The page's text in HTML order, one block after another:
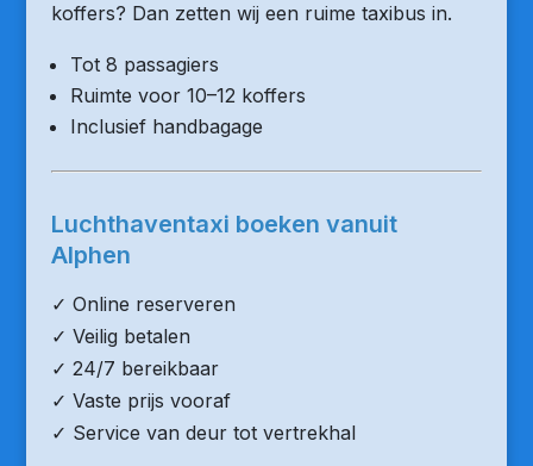
koffers? Dan zetten wij een ruime taxibus in.
Tot 8 passagiers
Ruimte voor 10–12 koffers
Inclusief handbagage
Luchthaventaxi boeken vanuit
Alphen
✓ Online reserveren
✓ Veilig betalen
✓ 24/7 bereikbaar
✓ Vaste prijs vooraf
✓ Service van deur tot vertrekhal